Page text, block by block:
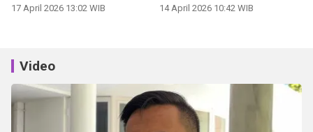
17 April 2026 13:02 WIB 14 April 2026 10:42 WIB
Video